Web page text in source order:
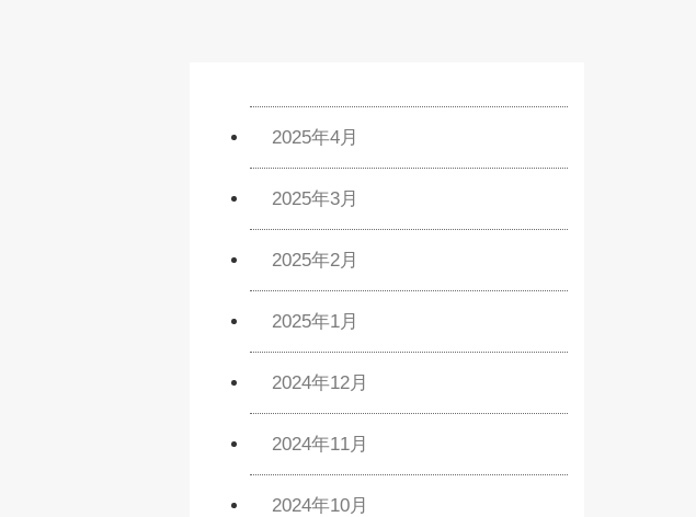
2025年4月
2025年3月
2025年2月
2025年1月
2024年12月
2024年11月
2024年10月